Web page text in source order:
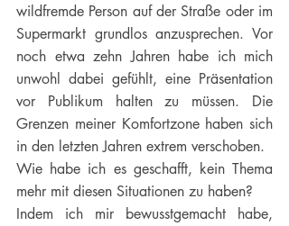
wildfremde Person auf der Straße oder im
Supermarkt grundlos anzusprechen. Vor
noch etwa zehn Jahren habe ich mich
unwohl dabei gefühlt, eine Präsentation
vor Publikum halten zu müssen. Die
Grenzen meiner Komfortzone haben sich
in den letzten Jahren extrem verschoben.
Wie habe ich es geschafft, kein Thema
mehr mit diesen Situationen zu haben?
Indem ich mir bewusstgemacht habe,